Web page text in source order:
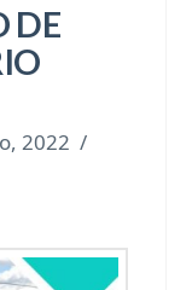
DE
2022